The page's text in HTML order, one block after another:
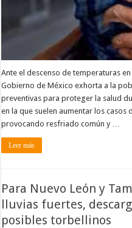
Ante el descenso de temperaturas
Gobierno de México exhorta a la
preventivas para proteger la salud
en la que suelen aumentar los
provocando resfriado común y …
Leer más
Para Nuevo León y
lluvias fuertes,
posibles torbellinos